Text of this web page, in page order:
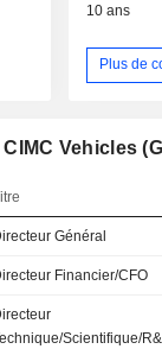
10 ans
Plus de
Vehicles
Général
Financier/CFO
Scientifique/